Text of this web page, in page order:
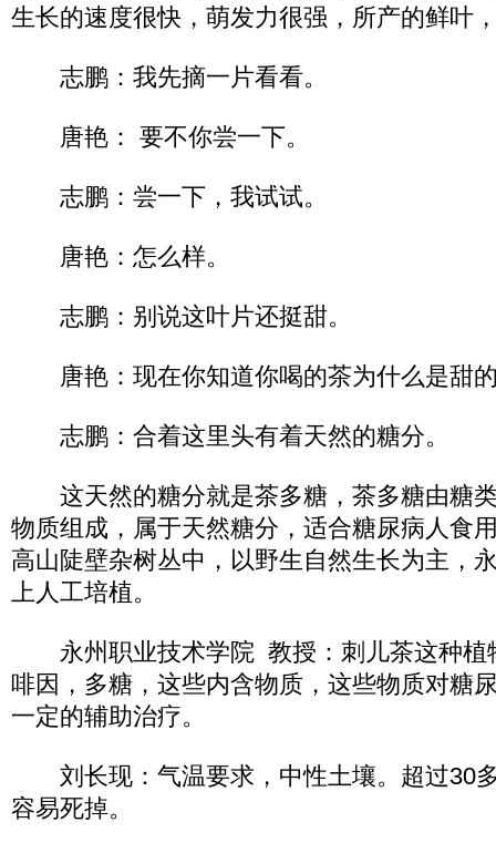
生长的速度很快，萌发力很强，所产的鲜叶
志鹏：我先摘一片看看。
唐艳： 要不你尝一下。
志鹏：尝一下，我试试。
唐艳：怎么样。
志鹏：别说这叶片还挺甜。
唐艳：现在你知道你喝的茶为什么是甜
志鹏：合着这里头有着天然的糖分。
这天然的糖分就是茶多糖，茶多糖由糖
物质组成，属于天然糖分，适合糖尿病人食
高山陡壁杂树丛中，以野生自然生长为主，
上人工培植。
永州职业技术学院 教授：刺儿茶这种植
啡因，多糖，这些内含物质，这些物质对糖
一定的辅助治疗。
刘长现：气温要求，中性土壤。超过30
容易死掉。